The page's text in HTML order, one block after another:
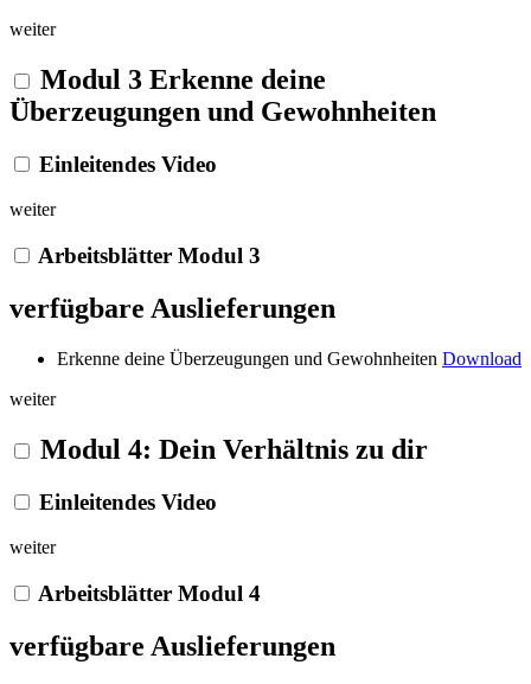
weiter
Modul 3 Erkenne deine
Überzeugungen und Gewohnheiten
Einleitendes Video
weiter
Arbeitsblätter Modul 3
verfügbare Auslieferungen
Erkenne deine Überzeugungen und Gewohnheiten Download
weiter
Modul 4: Dein Verhältnis zu dir
Einleitendes Video
weiter
Arbeitsblätter Modul 4
verfügbare Auslieferungen